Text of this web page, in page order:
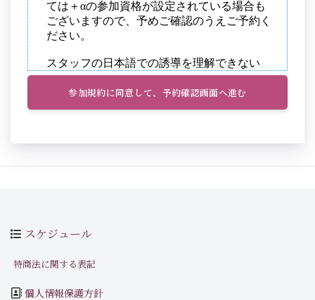
参加規約に同意して、予約確認画面へ進む
スケジュール
特商法に関する表記
個人情報保護方針